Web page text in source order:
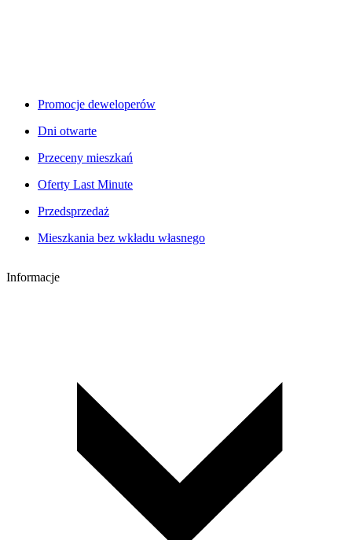
Promocje deweloperów
Dni otwarte
Przeceny mieszkań
Oferty Last Minute
Przedsprzedaż
Mieszkania bez wkładu własnego
Informacje